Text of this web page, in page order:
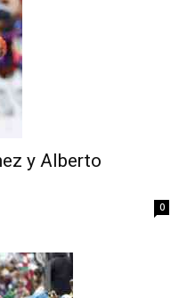
y Alberto
0